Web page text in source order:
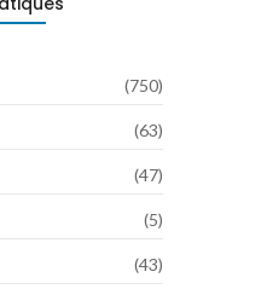
(750)
(63)
(47)
(5)
(43)